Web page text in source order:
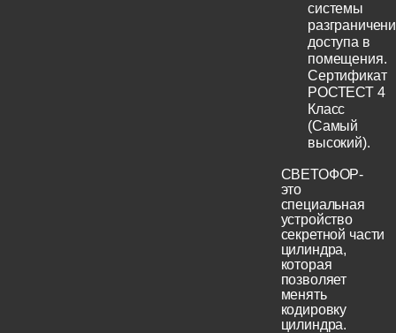
системы
доступа в
помещения.
Сертификат
РОСТЕСТ 4
Класс
(Самый
высокий).
СВЕТОФОР-
это
специальная
устройство
секретной части
цилиндра,
которая
позволяет
менять
кодировку
цилиндра.